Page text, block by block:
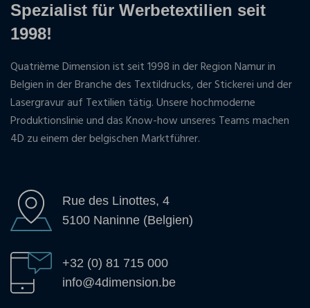
Spezialist für Werbetextilien seit
1998!
Quatrième Dimension ist seit 1998 in der Region Namur in
Belgien in der Branche des Textildrucks, der Stickerei und der
Lasergravur auf Textilien tätig. Unsere hochmoderne
Produktionslinie und das Know-how unseres Teams machen
4D zu einem der belgischen Marktführer.
Rue des Linottes, 4
5100 Naninne (Belgien)
+32 (0) 81 715 000
info@4dimension.be